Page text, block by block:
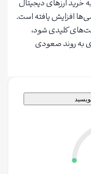
خرید ارزهای دیجیتال
افزایش یافته است.
کلیدی شود،
به روند صعودی